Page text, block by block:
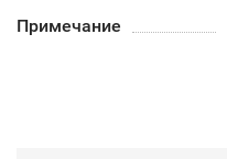
Примечание